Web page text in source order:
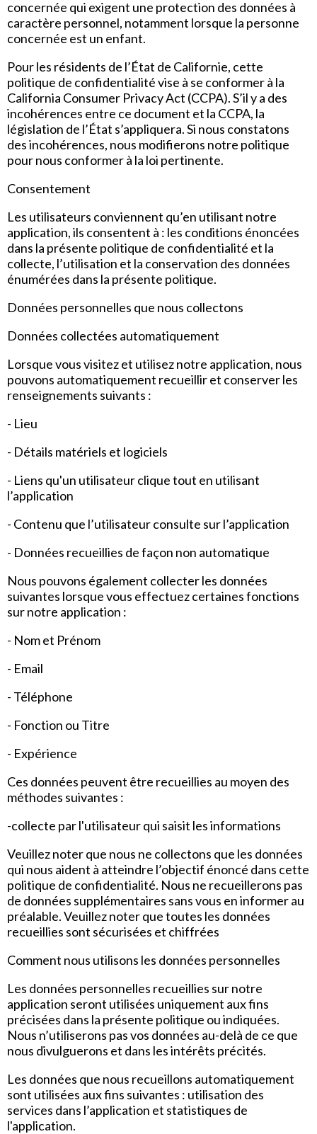
concernée qui exigent une protection des données à
caractère personnel, notamment lorsque la personne
concernée est un enfant.
Pour les résidents de l’État de Californie, cette
politique de confidentialité vise à se conformer à la
California Consumer Privacy Act (CCPA). S’il y a des
incohérences entre ce document et la CCPA, la
législation de l’État s’appliquera. Si nous constatons
des incohérences, nous modifierons notre politique
pour nous conformer à la loi pertinente.
Consentement
Les utilisateurs conviennent qu’en utilisant notre
application, ils consentent à : les conditions énoncées
dans la présente politique de confidentialité et la
collecte, l’utilisation et la conservation des données
énumérées dans la présente politique.
Données personnelles que nous collectons
Données collectées automatiquement
Lorsque vous visitez et utilisez notre application, nous
pouvons automatiquement recueillir et conserver les
renseignements suivants :
- Lieu
- Détails matériels et logiciels
- Liens qu'un utilisateur clique tout en utilisant
l’application
- Contenu que l’utilisateur consulte sur l’application
- Données recueillies de façon non automatique
Nous pouvons également collecter les données
suivantes lorsque vous effectuez certaines fonctions
sur notre application :
- Nom et Prénom
- Email
- Téléphone
- Fonction ou Titre
- Expérience
Ces données peuvent être recueillies au moyen des
méthodes suivantes :
-collecte par l'utilisateur qui saisit les informations
Veuillez noter que nous ne collectons que les données
qui nous aident à atteindre l’objectif énoncé dans cette
politique de confidentialité. Nous ne recueillerons pas
de données supplémentaires sans vous en informer au
préalable. Veuillez noter que toutes les données
recueillies sont sécurisées et chiffrées
Comment nous utilisons les données personnelles
Les données personnelles recueillies sur notre
application seront utilisées uniquement aux fins
précisées dans la présente politique ou indiquées.
Nous n’utiliserons pas vos données au-delà de ce que
nous divulguerons et dans les intérêts précités.
Les données que nous recueillons automatiquement
sont utilisées aux fins suivantes : utilisation des
services dans l’application et statistiques de
l'application.